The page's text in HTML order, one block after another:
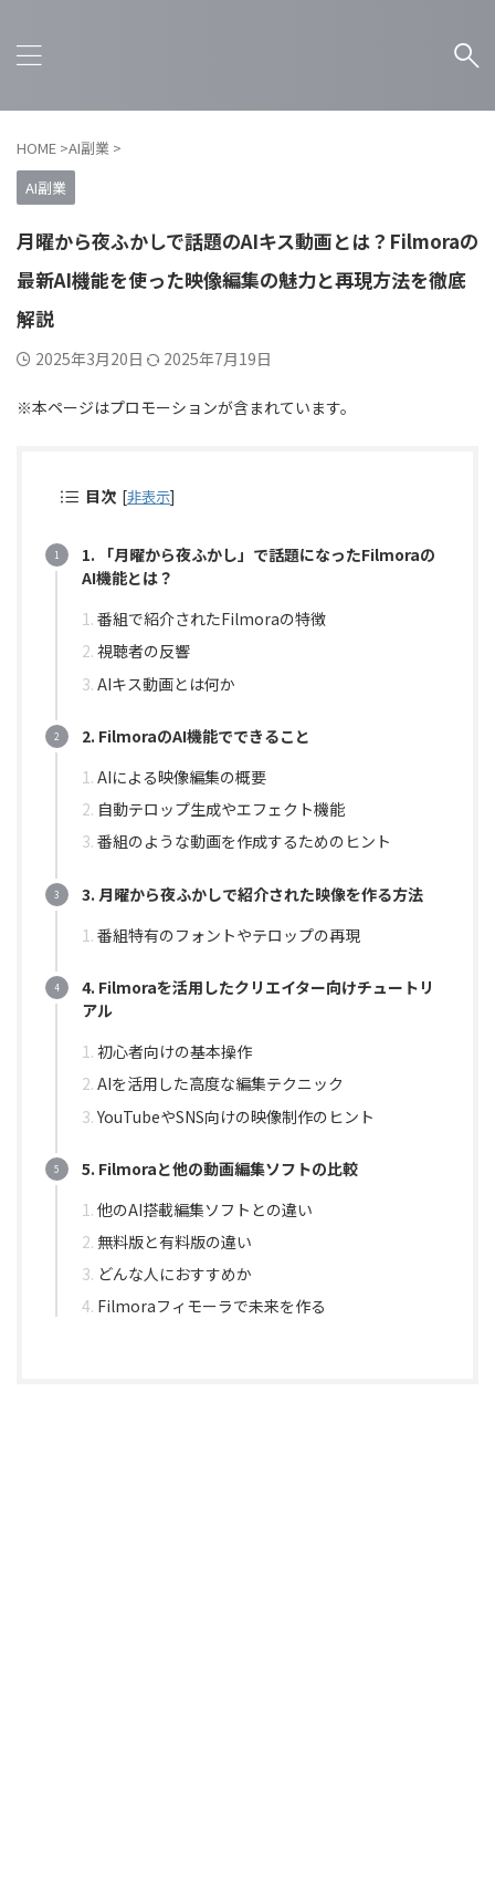
HOME >AI副業 >
AI副業
月曜から夜ふかしで話題のAIキス動画とは？Filmoraの
最新AI機能を使った映像編集の魅力と再現方法を徹底
解説
2025年3月20日 2025年7月19日
※本ページはプロモーションが含まれています。
目次 [非表示]
1. 「月曜から夜ふかし」で話題になったFilmoraの
AI機能とは？
番組で紹介されたFilmoraの特徴
視聴者の反響
AIキス動画とは何か
2. FilmoraのAI機能でできること
AIによる映像編集の概要
自動テロップ生成やエフェクト機能
番組のような動画を作成するためのヒント
3. 月曜から夜ふかしで紹介された映像を作る方法
番組特有のフォントやテロップの再現
4. Filmoraを活用したクリエイター向けチュートリ
アル
初心者向けの基本操作
AIを活用した高度な編集テクニック
YouTubeやSNS向けの映像制作のヒント
5. Filmoraと他の動画編集ソフトの比較
他のAI搭載編集ソフトとの違い
無料版と有料版の違い
どんな人におすすめか
Filmoraフィモーラで未来を作る